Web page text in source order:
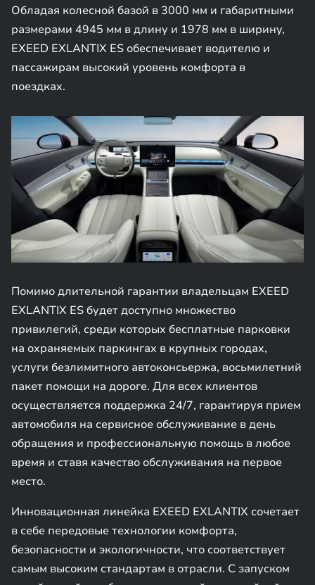
Обладая колесной базой в 3000 мм и габаритными
размерами 4945 мм в длину и 1978 мм в ширину,
EXEED EXLANTIX ES обеспечивает водителю и
пассажирам высокий уровень комфорта в
поездках.
Помимо длительной гарантии владельцам EXEED
EXLANTIX ES будет доступно множество
привилегий, среди которых бесплатные парковки
на охраняемых паркингах в крупных городах,
услуги безлимитного автоконсьержа, восьмилетний
пакет помощи на дороге. Для всех клиентов
осуществляется поддержка 24/7, гарантируя прием
автомобиля на сервисное обслуживание в день
обращения и профессиональную помощь в любое
время и ставя качество обслуживания на первое
место.
Инновационная линейка EXEED EXLANTIX сочетает
в себе передовые технологии комфорта,
безопасности и экологичности, что соответствует
самым высоким стандартам в отрасли. С запуском